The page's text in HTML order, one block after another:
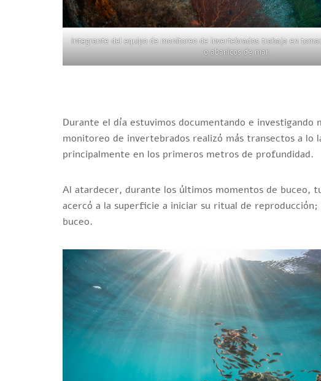
Integrante del equipo de monitoreo de invertebrados trabaja en
o abanicos de mar.
Durante el día estuvimos documentando e
monitoreo de invertebrados realizó más transectos a lo
principalmente en los primeros metros de profundidad.
Al atardecer, durante los últimos momentos de buceo,
acercó a la superficie a iniciar su ritual de
buceo.